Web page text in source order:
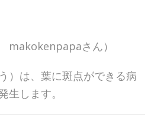
makokenpapaさん）
）は、葉に斑点ができる病
生します。